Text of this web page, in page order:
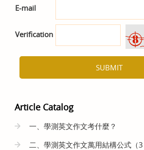
E-mail
Verification
SUBMIT
Article Catalog
一、學測英文作文考什麼？
二、學測英文作文萬用結構公式（3